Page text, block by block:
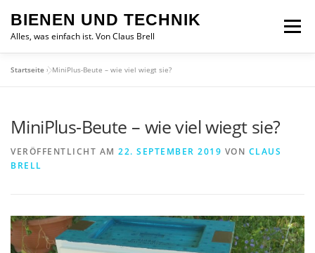
Inhalt
springen
BIENEN UND TECHNIK
Alles, was einfach ist. Von Claus Brell
Menü
Startseite »MiniPlus-Beute – wie viel wiegt sie?
MiniPlus-Beute – wie viel wiegt sie?
VERÖFFENTLICHT AM 22. SEPTEMBER 2019 VON CLAUS
BRELL